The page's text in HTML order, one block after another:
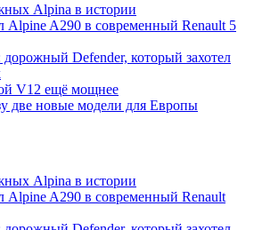
Alpina в истории
Alpine A290 в современный Renault 5
дорожный Defender, который захотел
V12 ещё мощнее
две новые модели для Европы
Alpina в истории
Alpine A290 в современный Renault